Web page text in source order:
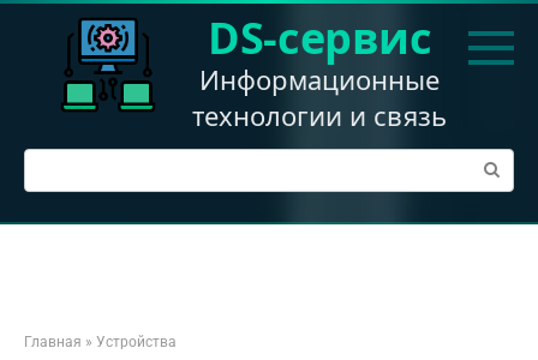
Перейти
DS-сервис
Информационные
технологии и связь
Поиск:
Главная » Устройства